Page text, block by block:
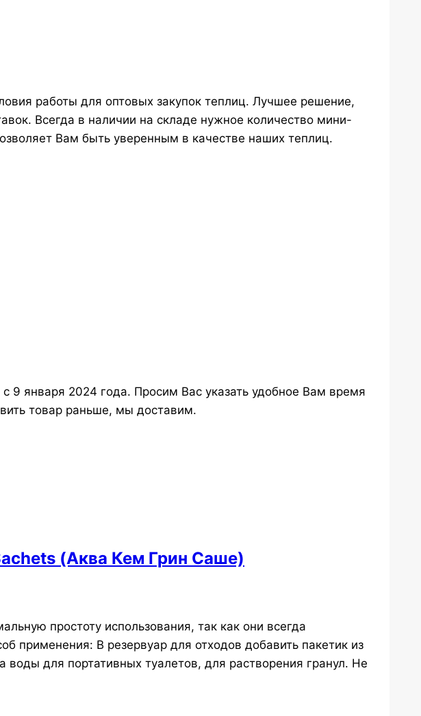
работы для оптовых закупок теплиц. Лучшее решение,
Всегда в наличии на складе нужное количество мини-
Вам быть уверенным в качестве наших теплиц.
9 января 2024 года. Просим Вас указать удобное Вам время
товар раньше, мы доставим.
(Аква Кем Грин Саше)
простоту использования, так как они всегда
В резервуар для отходов добавить пакетик из
воды для портативных туалетов, для растворения гранул. Не